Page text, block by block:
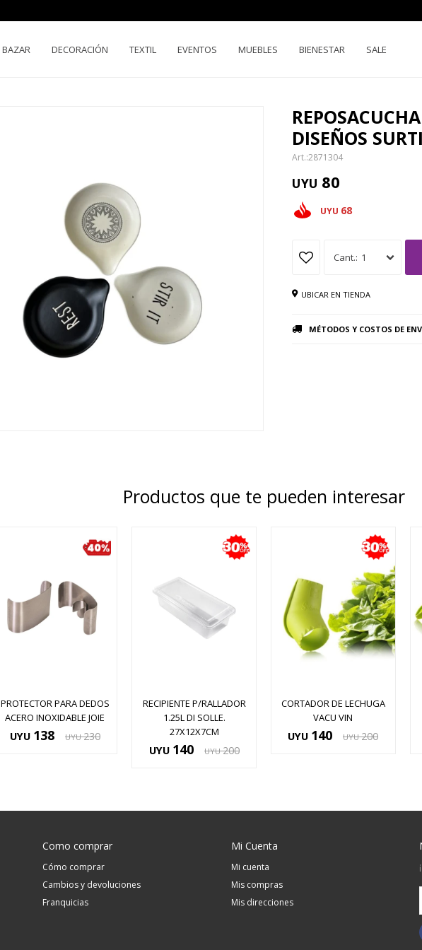
BAZAR DECORACIÓN TEXTIL EVENTOS MUEBLES BIENESTAR SALE
DISEÑOS
2871304
UYU 80
UYU 68
1
UBICAR EN TIENDA
MÉTODOS Y COSTOS DE
Productos que te pueden interesar
PROTECTOR PARA DEDOS
ACERO INOXIDABLE JOIE
UYU 138 UYU 230
RECIPIENTE P/RALLADOR
1.25L DI SOLLE.
27X12X7CM
UYU 140 UYU 200
CORTADOR DE LECHUGA
VACU VIN
UYU 140 UYU 200
Como comprar
Cómo comprar
Cambios y devoluciones
Franquicias
Mi Cuenta
Mi cuenta
Mis compras
Mis direcciones